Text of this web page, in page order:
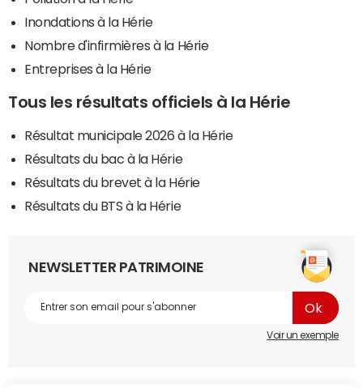
Inondations à la Hérie
Nombre d'infirmières à la Hérie
Entreprises à la Hérie
Tous les résultats officiels à la Hérie
Résultat municipale 2026 à la Hérie
Résultats du bac à la Hérie
Résultats du brevet à la Hérie
Résultats du BTS à la Hérie
NEWSLETTER PATRIMOINE
Voir un exemple